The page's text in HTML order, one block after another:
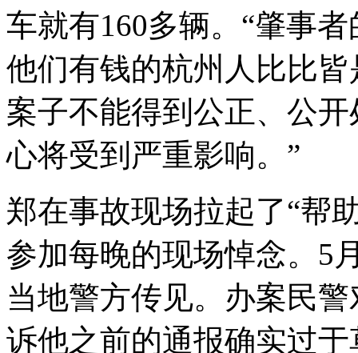
车就有160多辆。“肇事
他们有钱的杭州人比比
案子不能得到公正、公
心将受到严重影响。”
郑在事故现场拉起了“帮
参加每晚的现场悼念。5
当地警方传见。办案民
诉他之前的通报确实过